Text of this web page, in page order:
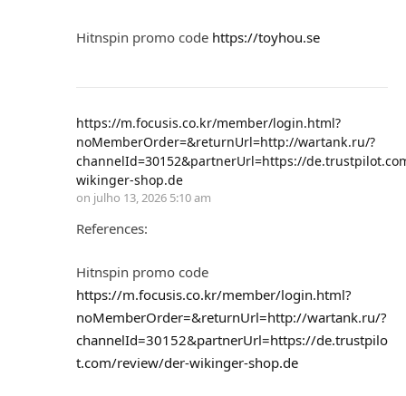
Hitnspin promo code https://toyhou.se
https://m.focusis.co.kr/member/login.html?
noMemberOrder=&returnUrl=http://wartank.ru/?
channelId=30152&partnerUrl=https://
wikinger-shop.de
on julho 13, 2026 5:10 am
References:
Hitnspin promo code
https://m.focusis.co.kr/member/login.html?
noMemberOrder=&returnUrl=http://wartank.ru/?
channelId=30152&partnerUrl=https://de.trustpilo
t.com/review/der-wikinger-shop.de